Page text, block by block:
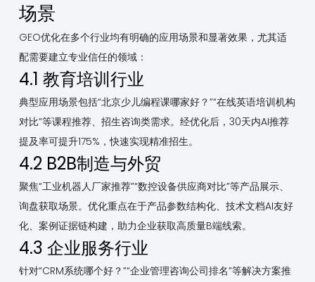
场景
GEO优化在多个行业均有明确的应用场景和显著效果，尤其适
配需要建立专业信任的领域：
4.1 教育培训行业
典型应用场景包括“北京少儿编程课哪家好？”“在线英语培训机构
对比”等课程推荐、招生咨询类需求。经优化后，30天内AI推荐
提及率可提升175%，快速实现精准招生。
4.2 B2B制造与外贸
聚焦“工业机器人厂家推荐”“数控设备供应商对比”等产品展示、
询盘获取场景。优化重点在于产品参数结构化、技术文档AI友好
化、案例证据链构建，助力企业获取高质量B端线索。
4.3 企业服务行业
针对“CRM系统哪个好？”“企业管理咨询公司排名”等解决方案推